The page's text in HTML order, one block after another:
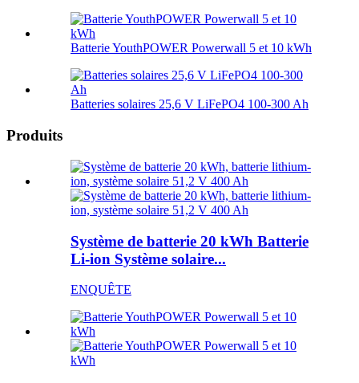
Batterie YouthPOWER Powerwall 5 et 10 kWh
Batteries solaires 25,6 V LiFePO4 100-300 Ah
Produits
Système de batterie 20 kWh Batterie
Li-ion Système solaire...
ENQUÊTE